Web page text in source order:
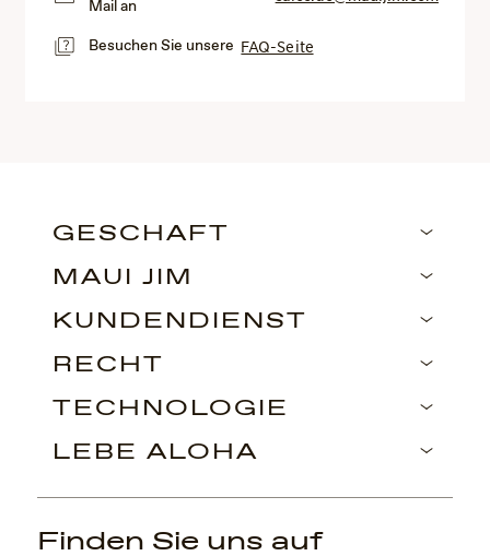
Mail an
Besuchen Sie unsere FAQ-Seite
GESCHÄFT
MAUI JIM
KUNDENDIENST
RECHT
TECHNOLOGIE
LEBE ALOHA
Finden Sie uns auf